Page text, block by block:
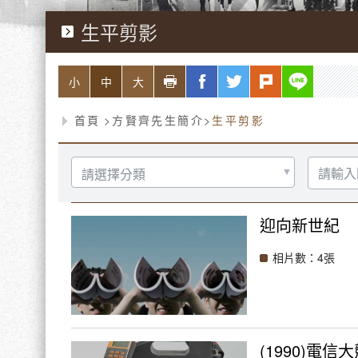
生平剪影
略過字型切換，社群分享工具列
小 中 大 列印 facebook
twitter plurk line
首頁 方賢齊先生簡介 生平剪影
分
類
請
輸
入
關
鍵
字
迎向新世紀
相片數：4張
(1990)電信